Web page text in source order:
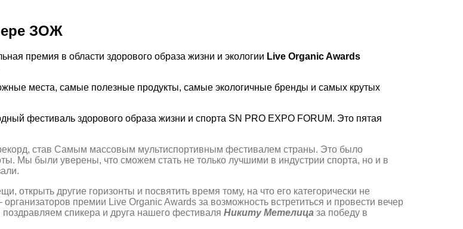
ЗОЖ
премия в области здорового образа жизни и экологии Live Organic Awards
места, самые полезные продукты, самые экологичные бренды и самых крутых
фестиваль здорового образа жизни и спорта SN PRO EXPO FORUM. Это пятая
став Самым массовым мультиспортивным фестивалем страны. Это было
Мы были уверены, что сможем стать не только лучшими в индустрии спорта, но и в
другие горизонты и посвятить время тому, на что его категорически не
премии Live Organic Awards за возможность встретиться и провести вечер
спикера и друга нашего фестиваля Никиту Метелица за победу в